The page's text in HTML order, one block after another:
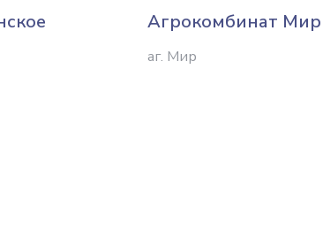
Агрокомбинат Мир
аг. Мир